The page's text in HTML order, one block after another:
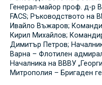
Генерал-майор проф. д-р
FACS; Ръководството
Ивайло Въжаров;
Кирил Михайлов;
Димитър Петров;
Варна – Флотилен
Началника на ВВВУ
Митрополия – Бригаден